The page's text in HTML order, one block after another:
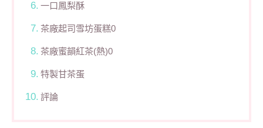
一口鳳梨酥
茶廠起司雪坊蛋糕0
茶廠蜜韻紅茶(熱)0
特製甘茶蛋
評論